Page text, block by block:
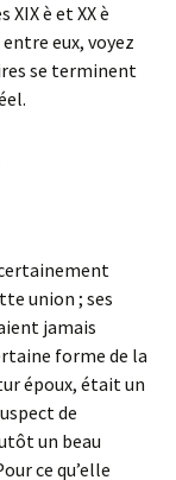
è et XX è
eux, voyez
se terminent
union ; ses
jamais
forme de la
époux, était un
de
un beau
ce qu’elle